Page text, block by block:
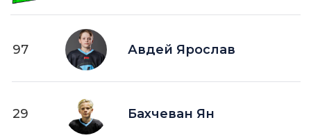
97 Авдей Ярослав
29 Бахчеван Ян